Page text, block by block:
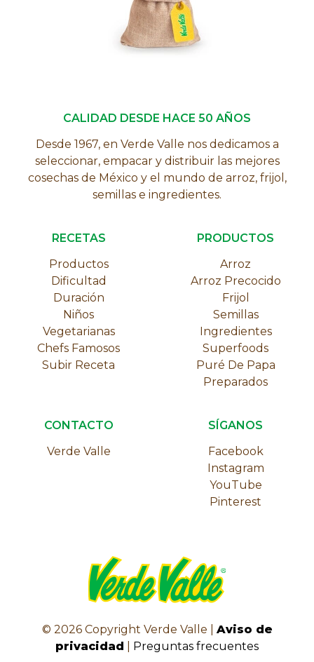
CALIDAD DESDE HACE 50 AÑOS
Desde 1967, en Verde Valle nos dedicamos a
seleccionar, empacar y distribuir las mejores
cosechas de México y el mundo de arroz, frijol,
semillas e ingredientes.
RECETAS
Productos
Dificultad
Duración
Niños
Vegetarianas
Chefs Famosos
Subir Receta
PRODUCTOS
Arroz
Arroz Precocido
Frijol
Semillas
Ingredientes
Superfoods
Puré De Papa
Preparados
CONTACTO
Verde Valle
SÍGANOS
Facebook
Instagram
YouTube
Pinterest
© 2026Copyright Verde Valle | Aviso de
privacidad
Preguntas frecuentes